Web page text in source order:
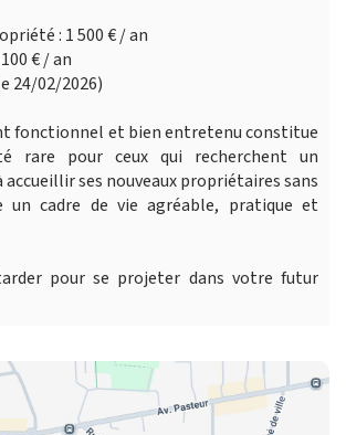
: 1 500 € / an
€ / an
24/02/2026)
fonctionnel et bien entretenu constitue
rare pour ceux qui recherchent un
ses nouveaux propriétaires sans
un cadre de vie agréable, pratique et
pour se projeter dans votre futur